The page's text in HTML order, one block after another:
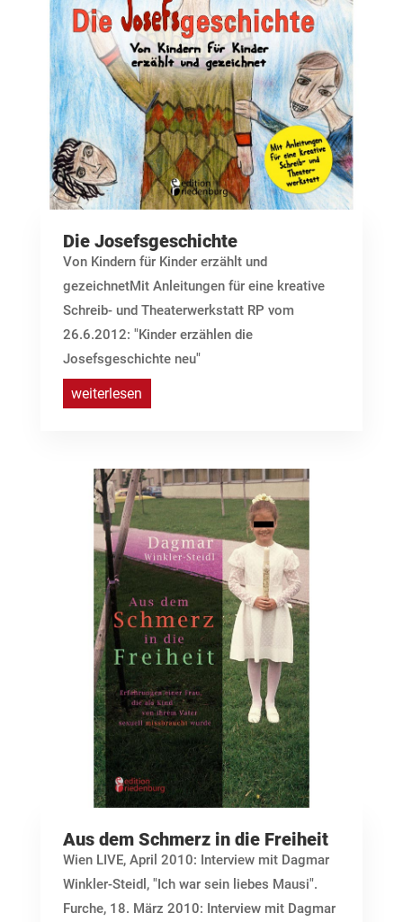
Die Josefsgeschichte
Von Kindern für Kinder erzählt und
gezeichnetMit Anleitungen für eine kreative
Schreib- und Theaterwerkstatt RP vom
26.6.2012: "Kinder erzählen die
Josefsgeschichte neu"
weiterlesen
Aus dem Schmerz in die Freiheit
Wien LIVE, April 2010: Interview mit Dagmar
Winkler-Steidl, "Ich war sein liebes Mausi".
Furche, 18. März 2010: Interview mit Dagmar